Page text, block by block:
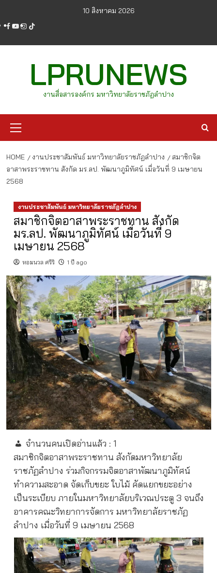
content
10 สิงหาคม 2026
facebook
youtube
instagram
tiktok
LPRUNEWS
งานสื่อสารองค์กร มหาวิทยาลัยราชภัฏลำปาง
Menu
HOME งานประชาสัมพันธ์ มหาวิทยาลัยราชภัฏลำปาง
สมาชิกจิต
อาสาพระราชทาน สังกัด มร.ลป. พัฒนาภูมิทัศน์ เมื่อวันที่ 9 เมษายน
2568
งานประชาสัมพันธ์ มหาวิทยาลัยราชภัฏลำปาง
สมาชิกจิตอาสาพระราชทาน สังกัด
มร.ลป. พัฒนาภูมิทัศน์ เมื่อวันที่ 9
เมษายน 2568
หอมนวล ศรีริ 1 ปี ago
จำนวนคนเปิดอ่านแล้ว : 1
สมาชิกจิตอาสาพระราชทาน สังกัดมหาวิทยาลัย
ราชภัฏลำปาง ร่วมกิจกรรมจิตอาสาพัฒนาภูมิทัศน์
ทำความสะอาด จัดเก็บขยะ ใบไม้ คัดแยกขยะอย่าง
เป็นระเบียบ ภายในมหาวิทยาลัยบริเวณประตู 3 จนถึง
อาคารคณะวิทยาการจัดการ มหาวิทยาลัยราชภัฏ
ลำปาง เมื่อวันที่ 9 เมษายน 2568